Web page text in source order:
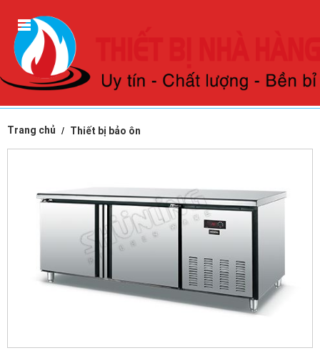
Trang chủ Thiết bị bảo ôn